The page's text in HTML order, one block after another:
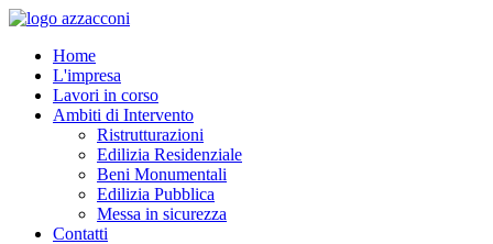
Home
L'impresa
Lavori in corso
Ambiti di Intervento
Ristrutturazioni
Edilizia Residenziale
Beni Monumentali
Edilizia Pubblica
Messa in sicurezza
Contatti